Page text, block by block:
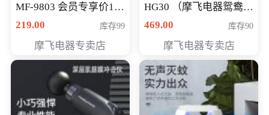
MF-9803 会员专享价138
元
219.00 库存99
摩飞电器专卖店
HG30 （摩飞电器鸳鸯锅
MF-HG30 ） 会员专享价
469.00 库存90
摩飞电器专卖店